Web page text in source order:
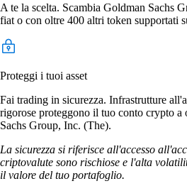
A te la scelta. Scambia Goldman Sachs
fiat o con oltre 400 altri token supportati
Proteggi i tuoi asset
Fai trading in sicurezza. Infrastrutture
rigorose proteggono il tuo conto crypto a
Sachs Group, Inc. (The).
La sicurezza si riferisce all'accesso
criptovalute sono rischiose e l'alta
il valore del tuo portafoglio.